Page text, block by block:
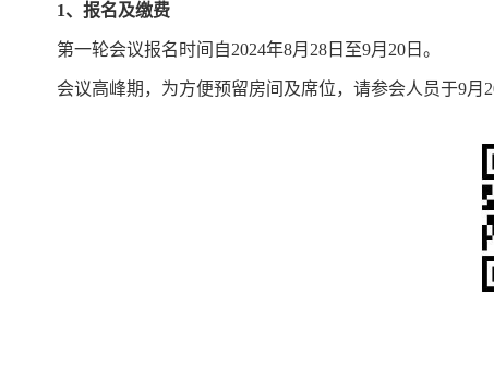
1、报名及缴费
第一轮会议报名时间自2024年8月28日至9月20日。
会议高峰期，为方便预留房间及席位，请参会人员于9月